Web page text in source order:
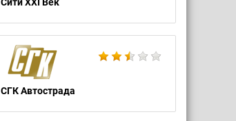
СГК Автострада